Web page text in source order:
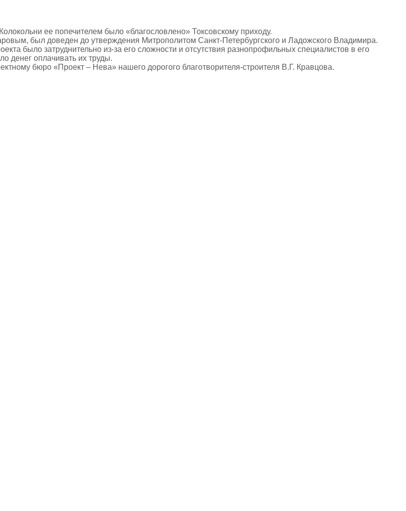
ее попечителем было «благословлено» Токсовскому приходу.
был доведен до утверждения Митрополитом Санкт-Петербургского и Ладожского Владимира.
было затруднительно из-за его сложности и отсутствия разнопрофильных специалистов в его
денег оплачивать их труды.
бюро «Проект – Нева» нашего дорогого благотворителя-строителя В.Г. Кравцова.